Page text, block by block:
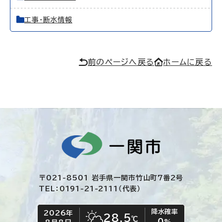
工事・断水情報
前のページへ戻る ホームに戻る
〒021-8501 岩手県一関市竹山町7番2号
TEL：0191-21-2111（代表）
今日の日付
2026年
今日の天気28.5℃
降水確率